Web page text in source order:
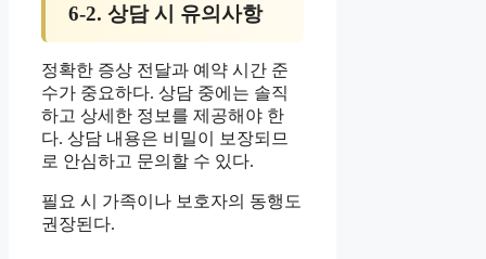
6-2. 상담 시 유의사항
정확한 증상 전달과 예약 시간 준
수가 중요하다. 상담 중에는 솔직
하고 상세한 정보를 제공해야 한
다. 상담 내용은 비밀이 보장되므
로 안심하고 문의할 수 있다.
필요 시 가족이나 보호자의 동행도
권장된다.